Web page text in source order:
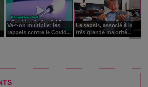
Va-t-on multiplier les
rappels contre le Covid...
Le sepsis, associé à la
très grande majorité...